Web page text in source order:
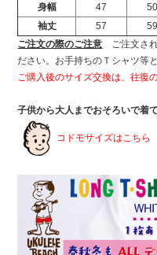
身幅
47 50
袖丈
57 59
ご注文の際のご注意 ご注文さ
ださい。お手持ちのＴシャツ等
ご購入後のサイズ交換は、往復
子供から大人までおそろいで着
コドモサイズはこちら